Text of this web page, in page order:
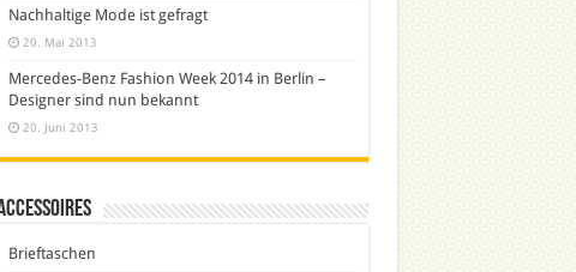
Nachhaltige Mode ist gefragt
20. Mai 2013
Mercedes-Benz Fashion Week 2014 in Berlin –
Designer sind nun bekannt
20. Juni 2013
Brieftaschen